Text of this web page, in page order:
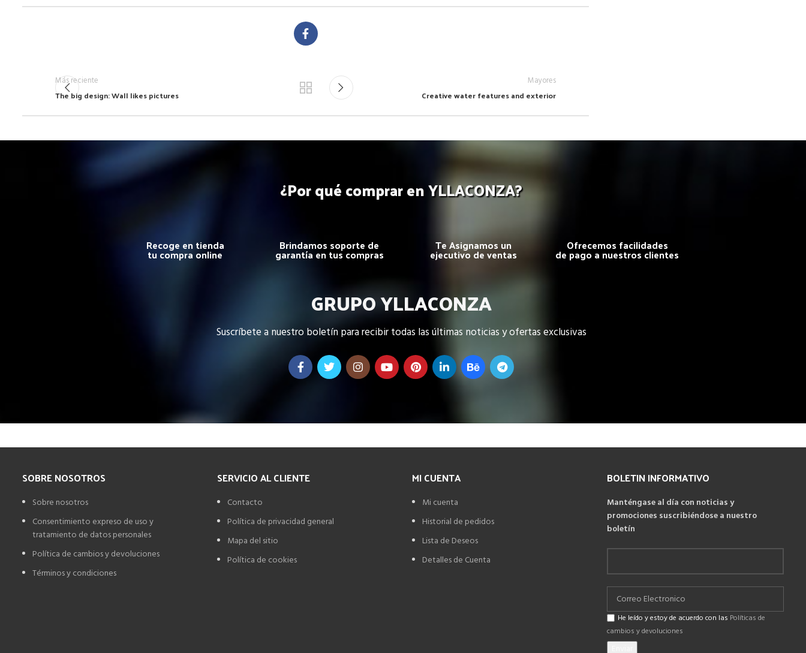
Más reciente
The big design: Wall likes pictures
Mayores
Creative water features and exterior
¿Por qué comprar en YLLACONZA?
Recoge en tienda
tu compra online
Brindamos soporte de
garantía en tus compras
Te Asignamos un
ejecutivo de ventas
Ofrecemos facilidades
de pago a nuestros clientes
GRUPO YLLACONZA
Suscríbete a nuestro boletín para recibir todas las últimas noticias y ofertas exclusivas
SOBRE NOSOTROS
Sobre nosotros
Consentimiento expreso de uso y
tratamiento de datos personales
Política de cambios y devoluciones
Términos y condiciones
SERVICIO AL CLIENTE
Contacto
Política de privacidad general
Mapa del sitio
Política de cookies
MI CUENTA
Mi cuenta
Historial de pedidos
Lista de Deseos
Detalles de Cuenta
BOLETIN INFORMATIVO
Manténgase al día con noticias y
promociones suscribiéndose a nuestro
boletín
He leído y estoy de acuerdo con las Políticas de
cambios y devoluciones